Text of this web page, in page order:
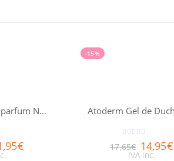
Prodigieux® le parfum NUXE 50ml
€
-15%
17,65€ 14,95€
IVA inc.